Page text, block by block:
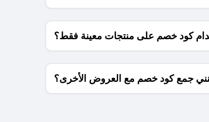
كود خصم على منتجات معينة فقط؟
جمع كود خصم مع العروض الأخرى؟